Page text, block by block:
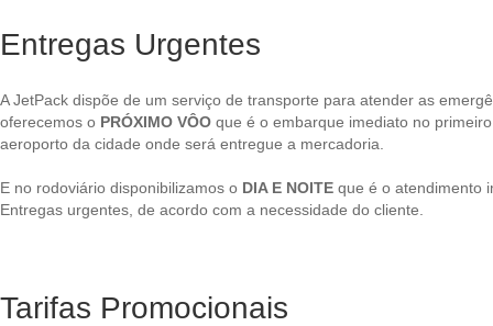
Entregas Urgentes
A JetPack dispõe de um serviço de transporte para atender as
oferecemos o PRÓXIMO VÔO que é o embarque imediato no
aeroporto da cidade onde será entregue a mercadoria.
E no rodoviário disponibilizamos o DIA E NOITE que é o atendimento
Entregas urgentes, de acordo com a necessidade do cliente.
Tarifas Promocionais